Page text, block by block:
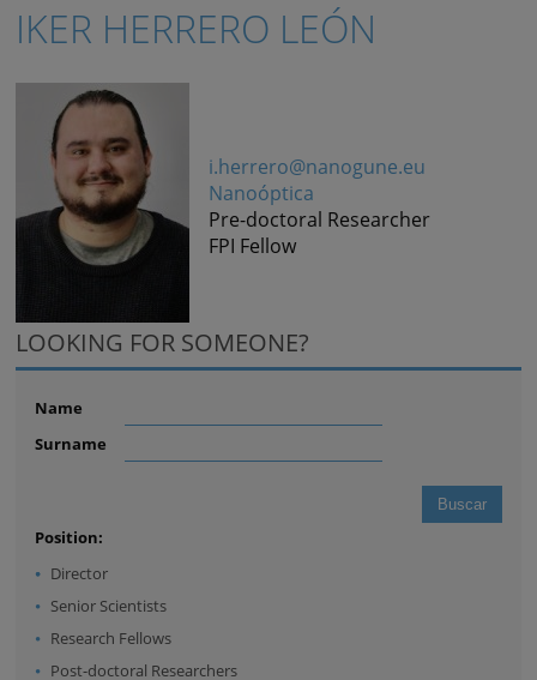
IKER HERRERO LEÓN
i.herrero@nanogune.eu
Nanoóptica
Pre-doctoral Researcher
FPI Fellow
LOOKING FOR SOMEONE?
Name
Surname
Position:
Director
Senior Scientists
Research Fellows
Post-doctoral Researchers